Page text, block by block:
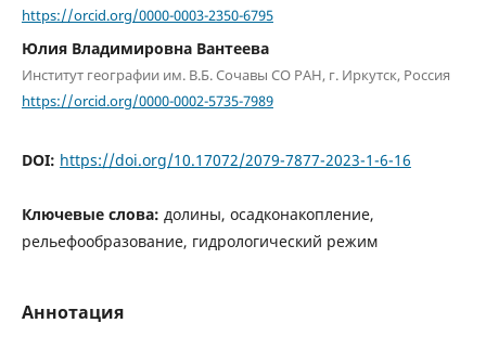
https://orcid.org/0000-0003-2350-6795
Юлия Владимировна Вантеева
Институт географии им. В.Б. Сочавы СО РАН, г. Иркутск, Россия
https://orcid.org/0000-0002-5735-7989
DOI: https://doi.org/10.17072/2079-7877-2023-1-6-16
Ключевые слова: долины, осадконакопление,
рельефообразование, гидрологический режим
Аннотация